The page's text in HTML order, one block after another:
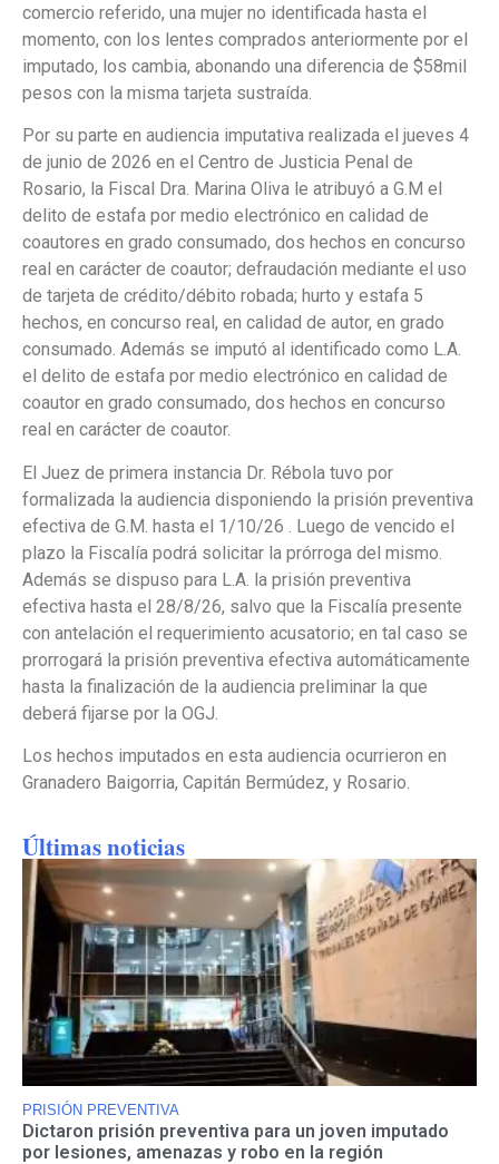
comercio referido, una mujer no identificada hasta el
momento, con los lentes comprados anteriormente por el
imputado, los cambia, abonando una diferencia de $58mil
pesos con la misma tarjeta sustraída.
Por su parte en audiencia imputativa realizada el jueves 4
de junio de 2026 en el Centro de Justicia Penal de
Rosario, la Fiscal Dra. Marina Oliva le atribuyó a G.M el
delito de estafa por medio electrónico en calidad de
coautores en grado consumado, dos hechos en concurso
real en carácter de coautor; defraudación mediante el uso
de tarjeta de crédito/débito robada; hurto y estafa 5
hechos, en concurso real, en calidad de autor, en grado
consumado. Además se imputó al identificado como L.A.
el delito de estafa por medio electrónico en calidad de
coautor en grado consumado, dos hechos en concurso
real en carácter de coautor.
El Juez de primera instancia Dr. Rébola tuvo por
formalizada la audiencia disponiendo la prisión preventiva
efectiva de G.M. hasta el 1/10/26 . Luego de vencido el
plazo la Fiscalía podrá solicitar la prórroga del mismo.
Además se dispuso para L.A. la prisión preventiva
efectiva hasta el 28/8/26, salvo que la Fiscalía presente
con antelación el requerimiento acusatorio; en tal caso se
prorrogará la prisión preventiva efectiva automáticamente
hasta la finalización de la audiencia preliminar la que
deberá fijarse por la OGJ.
Los hechos imputados en esta audiencia ocurrieron en
Granadero Baigorria, Capitán Bermúdez, y Rosario.
Últimas noticias
PRISIÓN PREVENTIVA
Dictaron prisión preventiva para un joven imputado
por lesiones, amenazas y robo en la región